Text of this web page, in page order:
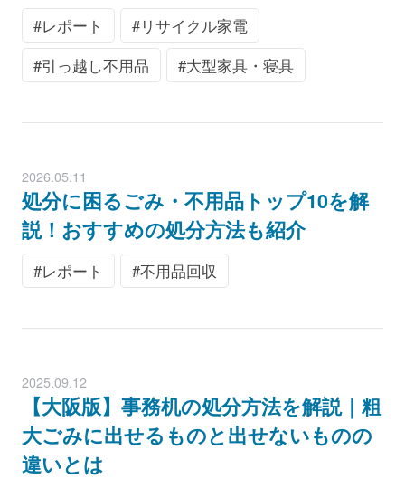
レポート
リサイクル家電
引っ越し不用品
大型家具・寝具
2026.05.11
処分に困るごみ・不用品トップ10を解
説！おすすめの処分方法も紹介
レポート 不用品回収
2025.09.12
【大阪版】事務机の処分方法を解説｜粗
大ごみに出せるものと出せないものの
違いとは